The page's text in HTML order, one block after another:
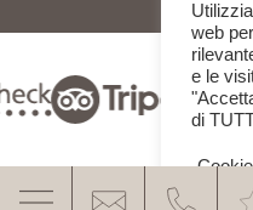
web
e le
di